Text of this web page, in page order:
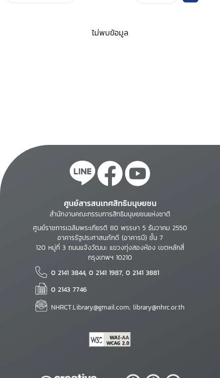
ไม่พบข้อมูล
ศูนย์สารสนเทศสิทธิมนุษยชน
สำนักงานคณะกรรมการสิทธิมนุษยชนแห่งชาติ
ศูนย์ราชการเฉลิมพระเกียรติ 80 พรรษา 5 ธันวาคม 2550
อาคารรัฐประศาสนภักดี (อาคารบี) ชั้น 7
120 หมู่ที่ 3 ถนนแจ้งวัฒนะ แขวงทุ่งสองห้อง เขตหลักสี่
กรุงเทพฯ 10210
0 2141 3844, 0 2141 1987, 0 2141 3881
0 2143 7746
NHRCT.Library@gmail.com; library@nhrc.or.th